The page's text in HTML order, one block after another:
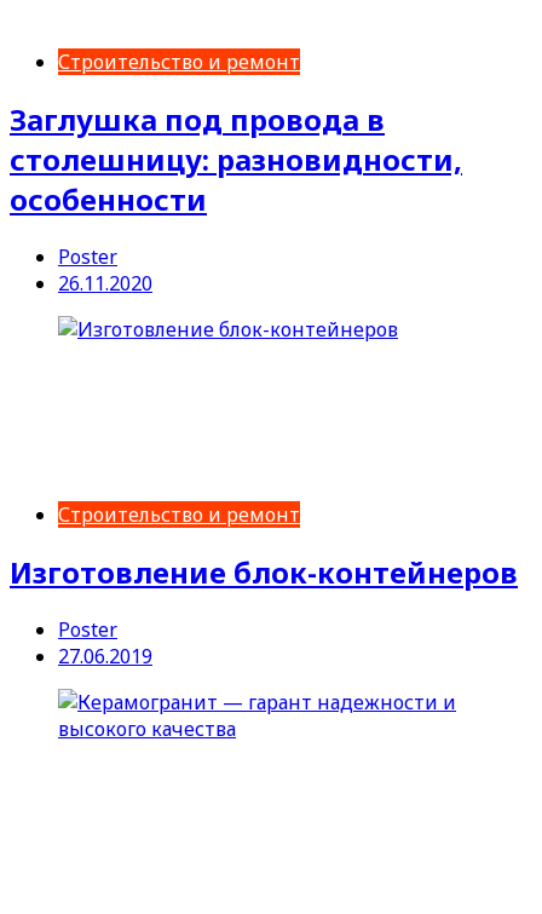
Строительство и ремонт
Заглушка под провода в
столешницу: разновидности,
особенности
Poster
26.11.2020
Строительство и ремонт
Изготовление блок-контейнеров
Poster
27.06.2019